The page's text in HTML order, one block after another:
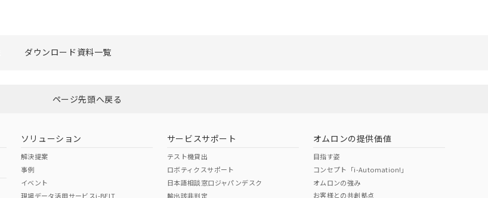
ダウンロード資料一覧
ページ先頭へ戻る
ソリューション
解決提案
事例
イベント
現場データ活用サービスi-BELT
サービスサポート
テスト機貸出
ロボティクスサポート
日本語相談窓口ジャパンデスク
輸出該非判定
オムロンの提供価値
目指す姿
コンセプト「i-Automation!」
オムロンの強み
お客様との共創拠点